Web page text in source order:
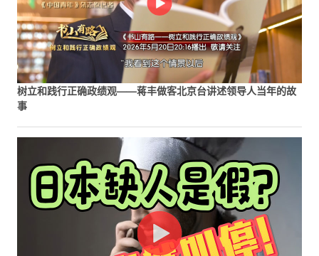
树立和践行正确政绩观——蒋丰做客北京台讲述领导人当年的故
事